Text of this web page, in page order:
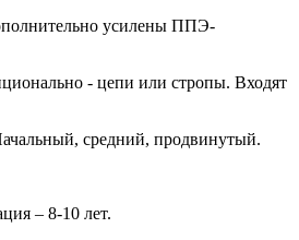
усилены ППЭ-
- цепи или стропы. Входят
средний, продвинутый.
– 8-10 лет.